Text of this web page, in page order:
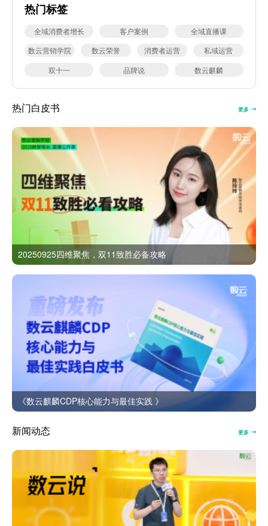
热门标签
全域消费者增长 客户案例
全域直播课
数云营销学院
数云荣誉 消费者运营
私域运营
双十一
品牌说 数云麒麟
热门白皮书 更多
20250925四维聚焦，双11致胜必备攻略
《数云麒麟CDP核心能力与最佳实践 》
新闻动态 更多